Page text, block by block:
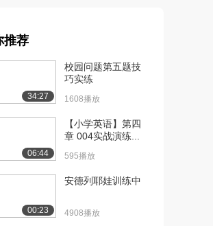
解（下...
速成班——色相饱和
速成班——色相饱和
08:09
推荐
34:27
校园问题第五题技
巧实练
1608播放
06:44
【小学英语】第四
章 004实战演练...
595播放
00:23
安德列耶娃训练中
4908播放